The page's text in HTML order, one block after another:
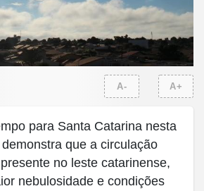
A- A+
para Santa Catarina nesta
que a circulação
no leste catarinense,
nebulosidade e condições